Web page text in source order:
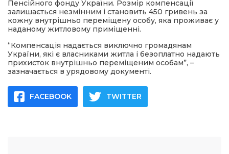
Пенсійного фонду України. Розмір компенсації
залишається незмінним і становить 450 гривень за
кожну внутрішньо переміщену особу, яка проживає у
наданому житловому приміщенні.
“Компенсація надається виключно громадянам
України, які є власниками житла і безоплатно надають
прихисток внутрішньо переміщеним особам”, –
зазначається в урядовому документі.
FACEBOOK TWITTER